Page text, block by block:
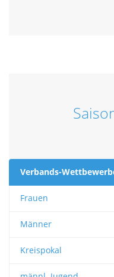
Verbands-
Frauen
Männer
Kreispokal